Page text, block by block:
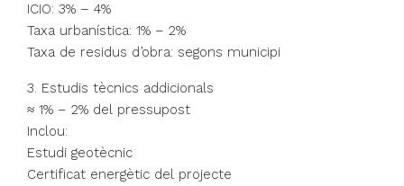
ICIO: 3% – 4%
Taxa urbanística: 1% – 2%
Taxa de residus d’obra: segons municipi
3. Estudis tècnics addicionals
≈ 1% – 2% del pressupost
Inclou:
Estudi geotècnic
Certificat energètic del projecte